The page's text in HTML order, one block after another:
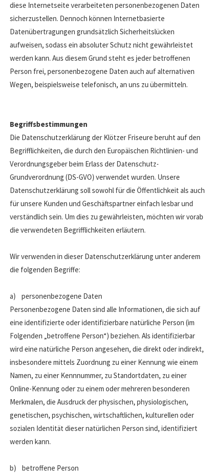
diese Internetseite verarbeiteten personenbezogenen Daten
sicherzustellen. Dennoch können Internetbasierte
Datenübertragungen grundsätzlich Sicherheitslücken
aufweisen, sodass ein absoluter Schutz nicht gewährleistet
werden kann. Aus diesem Grund steht es jeder betroffenen
Person frei, personenbezogene Daten auch auf alternativen
Wegen, beispielsweise telefonisch, an uns zu übermitteln.
Begriffsbestimmungen
Die Datenschutzerklärung der Klötzer Friseure beruht auf den
Begrifflichkeiten, die durch den Europäischen Richtlinien- und
Verordnungsgeber beim Erlass der Datenschutz-
Grundverordnung (DS-GVO) verwendet wurden. Unsere
Datenschutzerklärung soll sowohl für die Öffentlichkeit als auch
für unsere Kunden und Geschäftspartner einfach lesbar und
verständlich sein. Um dies zu gewährleisten, möchten wir vorab
die verwendeten Begrifflichkeiten erläutern.
Wir verwenden in dieser Datenschutzerklärung unter anderem
die folgenden Begriffe:
a) personenbezogene Daten
Personenbezogene Daten sind alle Informationen, die sich auf
eine identifizierte oder identifizierbare natürliche Person (im
Folgenden „betroffene Person“) beziehen. Als identifizierbar
wird eine natürliche Person angesehen, die direkt oder indirekt,
insbesondere mittels Zuordnung zu einer Kennung wie einem
Namen, zu einer Kennnummer, zu Standortdaten, zu einer
Online-Kennung oder zu einem oder mehreren besonderen
Merkmalen, die Ausdruck der physischen, physiologischen,
genetischen, psychischen, wirtschaftlichen, kulturellen oder
sozialen Identität dieser natürlichen Person sind, identifiziert
werden kann.
b) betroffene Person